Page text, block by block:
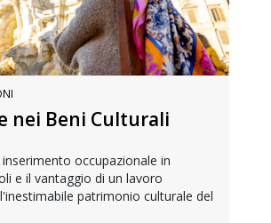
nei Beni Culturali
occupazionale in
e il vantaggio di un lavoro
patrimonio culturale del